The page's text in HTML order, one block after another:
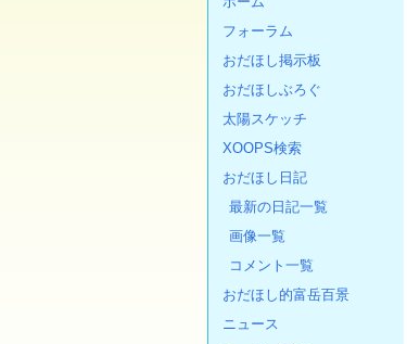
フォーラム
おだほし掲示板
おだほしぶろぐ
太陽スケッチ
XOOPS検索
おだほし日記
最新の日記一覧
画像一覧
コメント一覧
おだほし的富岳百景
ニュース